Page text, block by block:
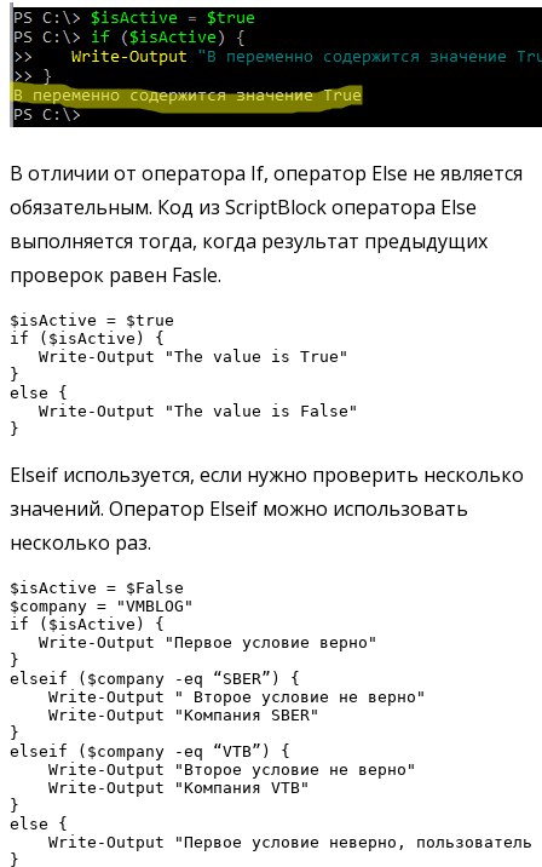
В отличии от оператора If, оператор Else не является
обязательным. Код из ScriptBlock оператора Else
выполняется тогда, когда результат предыдущих
проверок равен Fasle.
$isActive = $true
if ($isActive) {
   Write-Output "The value is True"
}
else {
   Write-Output "The value is False"
Elseif используется, если нужно проверить несколько
значений. Оператор Elseif можно использовать
несколько раз.
$isActive = $False
$company = "VMBLOG"
if ($isActive) {
   Write-Output "Первое условие верно"
}
elseif ($company -eq “SBER”) {
    Write-Output " Второе условие не верно"
    Write-Output "Компания SBER"
}
elseif ($company -eq “VTB”) {
    Write-Output "Второе условие не верно"
    Write-Output "Компания VTB"
}
else {
Write-Output "Первое условие неверно, пользователь